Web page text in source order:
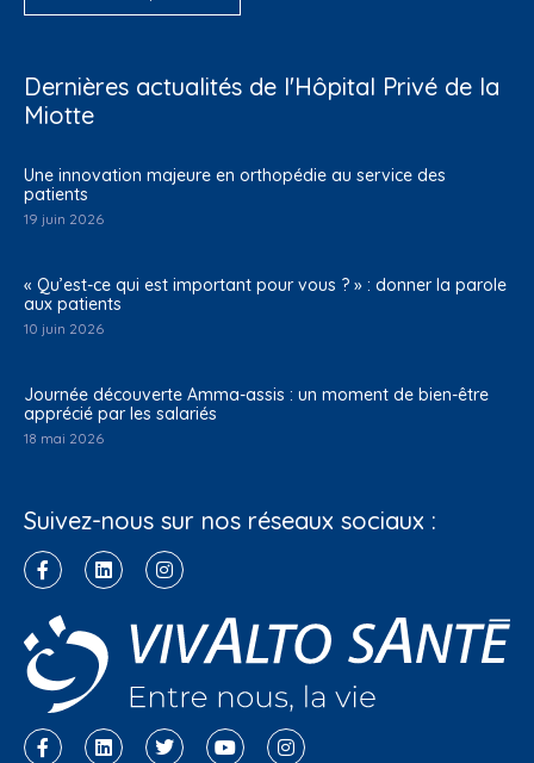
Dernières actualités de l'Hôpital Privé de la
Miotte
Une innovation majeure en orthopédie au service des
patients
19 juin 2026
« Qu’est-ce qui est important pour vous ? » : donner la parole
aux patients
10 juin 2026
Journée découverte Amma-assis : un moment de bien-être
apprécié par les salariés
18 mai 2026
Suivez-nous sur nos réseaux sociaux :